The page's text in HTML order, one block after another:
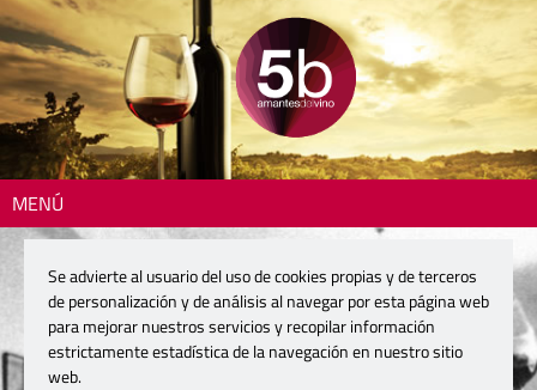
MENÚ
Se advierte al usuario del uso de cookies propias y de terceros
de personalización y de análisis al navegar por esta página web
para mejorar nuestros servicios y recopilar información
estrictamente estadística de la navegación en nuestro sitio
web.